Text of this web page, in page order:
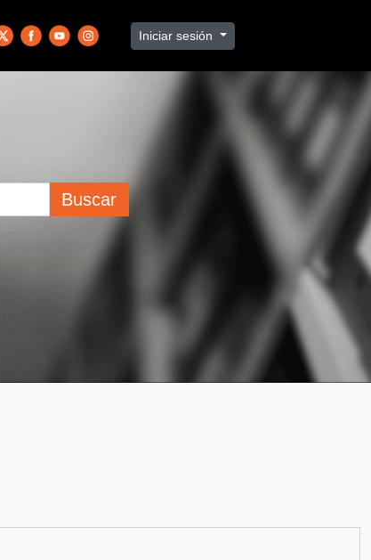
Iniciar sesión
Buscar